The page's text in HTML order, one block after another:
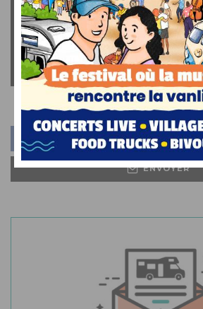
PARTAGER PARTAGER
ENVOYER